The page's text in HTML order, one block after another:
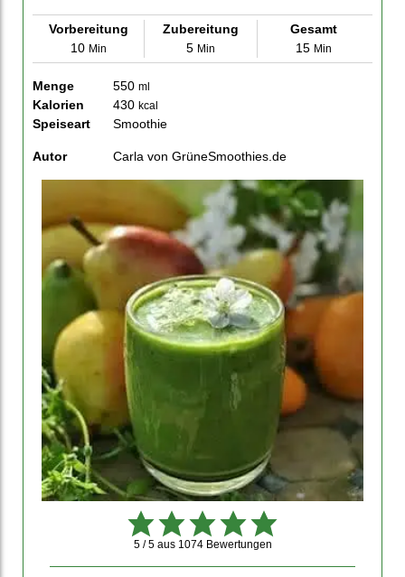
Vorbereitung
10 Min
Zubereitung
5 Min
Gesamt
15 Min
Menge 550 ml
Kalorien 430 kcal
Speiseart Smoothie
Autor Carla von GrüneSmoothies.de
5 / 5aus 1074Bewertungen